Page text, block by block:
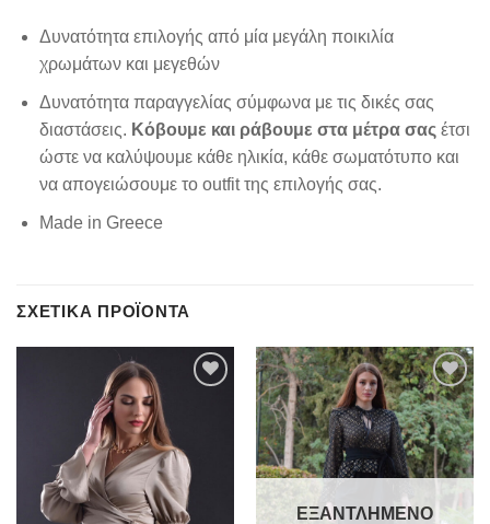
Δυνατότητα επιλογής από μία μεγάλη ποικιλία
χρωμάτων και μεγεθών
Δυνατότητα παραγγελίας σύμφωνα με τις δικές σας
διαστάσεις. Κόβουμε και ράβουμε στα μέτρα σας έτσι
ώστε να καλύψουμε κάθε ηλικία, κάθε σωματότυπο και
να απογειώσουμε το outfit της επιλογής σας.
Made in Greece
ΣΧΕΤΙΚΆ ΠΡΟΪΌΝΤΑ
Add to
wishlist
ΕΞΑΝΤΛΗΜΈΝΟ